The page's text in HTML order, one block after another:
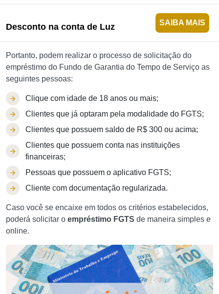
Desconto na conta de Luz SAIBA MAIS
Portanto, podem realizar o processo de solicitação do
empréstimo do Fundo de Garantia do Tempo de Serviço as
seguintes pessoas:
Clique com idade de 18 anos ou mais;
Clientes que já optaram pela modalidade do FGTS;
Clientes que possuem saldo de R$ 300 ou acima;
Clientes que possuem conta nas instituições
financeiras;
Pessoas que possuem o aplicativo FGTS;
Cliente com documentação regularizada.
Caso você se encaixe em todos os critérios estabelecidos,
poderá solicitar o empréstimo FGTS de maneira simples e
online.